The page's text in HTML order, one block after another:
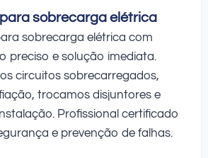
sobrecarga elétrica
sobrecarga elétrica com
preciso e solução imediata.
circuitos sobrecarregados,
trocamos disjuntores e
Profissional certificado
e prevenção de falhas.